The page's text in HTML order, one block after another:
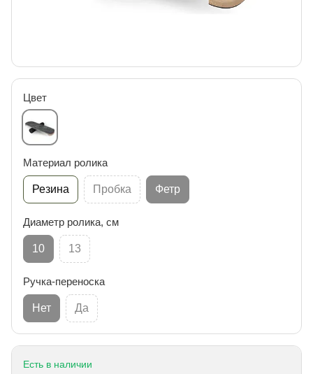
Цвет
Материал ролика
Резина Пробка Фетр
Диаметр ролика, см
10 13
Ручка-переноска
Нет Да
Есть в наличии